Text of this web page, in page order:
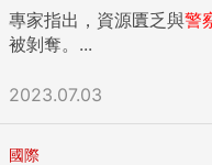
專家指出，資源匱乏與警
被剝奪。...
2023.07.03
國際